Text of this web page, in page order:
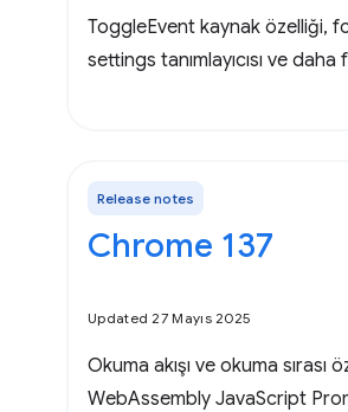
ToggleEvent kaynak özelliği,
settings tanımlayıcısı ve daha
Release notes
Chrome 137
Updated 27 Mayıs 2025
Okuma akışı ve okuma sırası
WebAssembly JavaScript